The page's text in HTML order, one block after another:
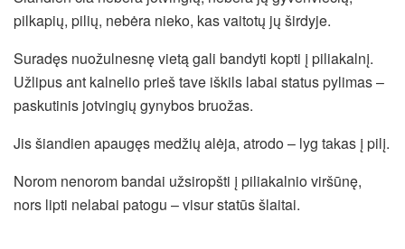
pilkapių, pilių, nebėra nieko, kas vaitotų jų širdyje.
Suradęs nuožulnesnę vietą gali bandyti kopti į piliakalnį.
Užlipus ant kalnelio prieš tave iškils labai status pylimas –
paskutinis jotvingių gynybos bruožas.
Jis šiandien apaugęs medžių alėja, atrodo – lyg takas į pilį.
Norom nenorom bandai užsiropšti į piliakalnio viršūnę,
nors lipti nelabai patogu – visur statūs šlaitai.